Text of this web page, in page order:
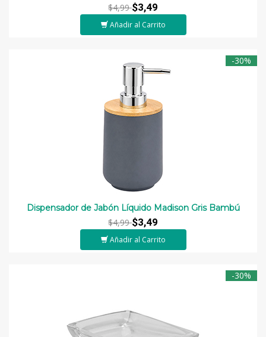
$4,99$3,49
Añadir al Carrito
-30%
Dispensador de Jabón Líquido Madison Gris Bambú
$4,99$3,49
Añadir al Carrito
-30%